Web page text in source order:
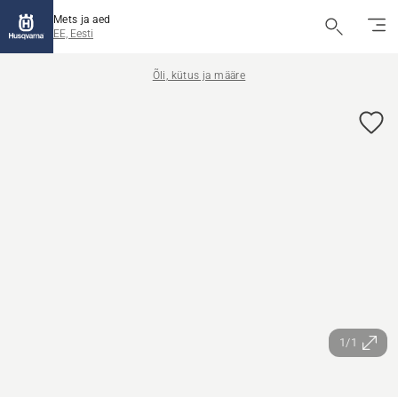
Mets ja aed
EE, Eesti
Õli, kütus ja määre
1/1